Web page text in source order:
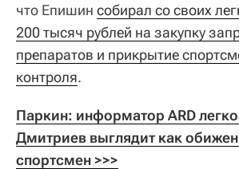
что Епишин собирал со своих
200 тысяч рублей на закупку
препаратов и прикрытие
контроля.
Паркин: информатор ARD
Дмитриев выглядит как
спортсмен >>>